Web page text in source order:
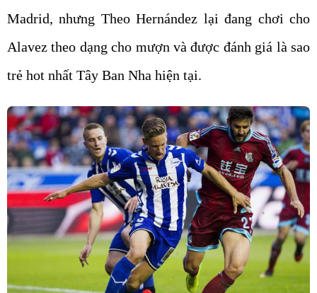
Madrid, nhưng Theo Hernández lại đang chơi cho
Alavez theo dạng cho mượn và được đánh giá là sao
trẻ hot nhất Tây Ban Nha hiện tại.